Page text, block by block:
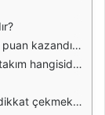
kazandırır?
hangisidir?
çekmektedir?